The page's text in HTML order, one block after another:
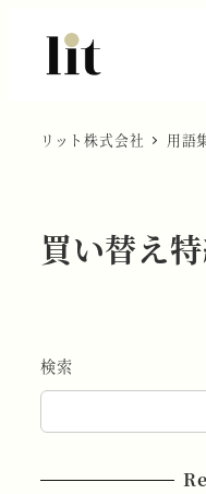
リット株式会社 用語
買い替え
検索